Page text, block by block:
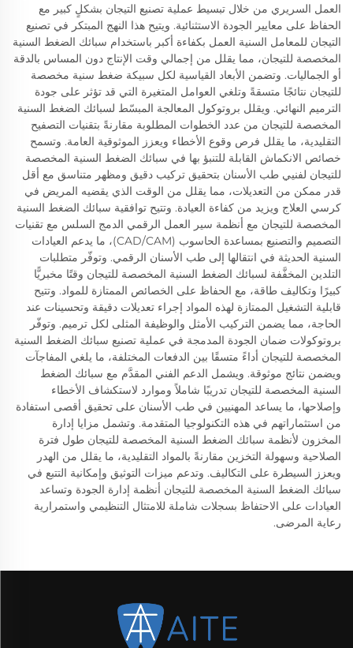
العمل السريري من خلال تبسيط عملية تصنيع التيجان بشكلٍ كبير مع
الحفاظ على معايير الجودة الاستثنائية. ويتيح هذا النهج المبتكر في تصنيع
التيجان للمعامل السنية العمل بكفاءة أكبر باستخدام سبائك الضغط السنية
المخصصة للتيجان، مما يقلل من إجمالي وقت الإنتاج دون المساس بالدقة
أو الجماليات. وتضمن الأبعاد القياسية لكل سبيكة ضغط سنية مخصصة
للتيجان نتائجًا متسقةً وتلغي العوامل المتغيرة التي قد تؤثر على جودة
الترميم النهائي. ويقلل بروتوكول المعالجة المبسّط لسبائك الضغط السنية
المخصصة للتيجان من عدد الخطوات المطلوبة مقارنةً بتقنيات التصفيح
التقليدية، ما يقلل فرص وقوع الأخطاء ويعزز الموثوقية العامة. وتسمح
خصائص الانكماش القابلة للتنبؤ بها في سبائك الضغط السنية المخصصة
للتيجان لفنيي طب الأسنان بتحقيق تركيب دقيق ومظهر متناسق مع أقل
قدر ممكن من التعديلات، مما يقلل من الوقت الذي يقضيه المريض في
كرسي العلاج ويزيد من كفاءة العيادة. وتتيح توافقية سبائك الضغط السنية
المخصصة للتيجان مع أنظمة سير العمل الرقمي الدمج السلس مع تقنيات
التصميم والتصنيع بمساعدة الحاسوب (CAD/CAM)، ما يدعم العيادات
السنية الحديثة في انتقالها إلى طب الأسنان الرقمي. وتوفّر متطلبات
التلدين المخفَّفة لسبائك الضغط السنية المخصصة للتيجان وقتًا مخبريًّا
كبيرًا وتكاليف طاقة، مع الحفاظ على الخصائص الممتازة للمواد. وتتيح
قابلية التشغيل الممتازة لهذه المواد إجراء تعديلات دقيقة وتحسينات عند
الحاجة، مما يضمن التركيب الأمثل والوظيفة المثلى لكل ترميم. وتوفّر
بروتوكولات ضمان الجودة المدمجة في عملية تصنيع سبائك الضغط السنية
المخصصة للتيجان أداءً متسقًا بين الدفعات المختلفة، ما يلغي المفاجآت
ويضمن نتائج موثوقة. ويشمل الدعم الفني المقدَّم مع سبائك الضغط
السنية المخصصة للتيجان تدريبًا شاملاً وموارد لاستكشاف الأخطاء
وإصلاحها، ما يساعد المهنيين في طب الأسنان على تحقيق أقصى استفادة
من استثماراتهم في هذه التكنولوجيا المتقدمة. وتشمل مزايا إدارة
المخزون لأنظمة سبائك الضغط السنية المخصصة للتيجان طول فترة
الصلاحية وسهولة التخزين مقارنةً بالمواد التقليدية، ما يقلل من الهدر
ويعزز السيطرة على التكاليف. وتدعم ميزات التوثيق وإمكانية التتبع في
سبائك الضغط السنية المخصصة للتيجان أنظمة إدارة الجودة وتساعد
العيادات على الاحتفاظ بسجلات شاملة للامتثال التنظيمي واستمرارية
رعاية المرضى.